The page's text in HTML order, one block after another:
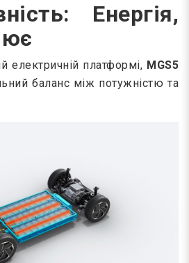
Енергія,
електричній платформі, MGS5
баланс між потужністю та